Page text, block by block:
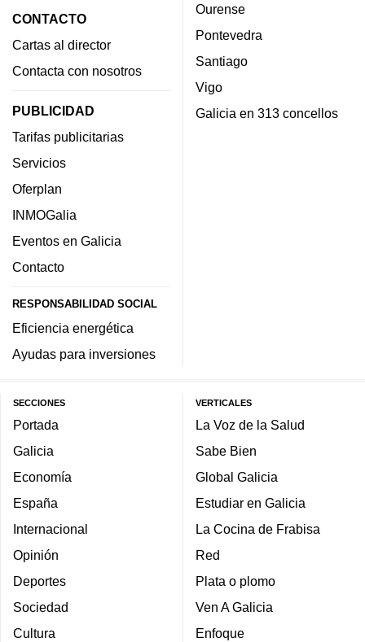
CONTACTO
Cartas al director
Contacta con nosotros
PUBLICIDAD
Tarifas publicitarias
Servicios
Oferplan
INMOGalia
Eventos en Galicia
Contacto
RESPONSABILIDAD SOCIAL
Eficiencia energética
Ayudas para inversiones
Ourense
Pontevedra
Santiago
Vigo
Galicia en 313 concellos
SECCIONES
Portada
Galicia
Economía
España
Internacional
Opinión
Deportes
Sociedad
Cultura
VERTICALES
La Voz de la Salud
Sabe Bien
Global Galicia
Estudiar en Galicia
La Cocina de Frabisa
Red
Plata o plomo
Ven A Galicia
Enfoque